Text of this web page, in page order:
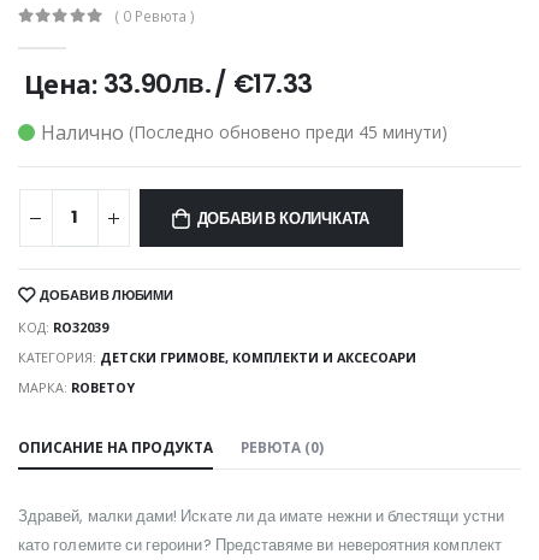
( 0 Ревюта )
Цена: 33.90лв./ €17.33
Налично (Последно обновено преди 45 минути)
ДОБАВИ В КОЛИЧКАТА
ДОБАВИ В ЛЮБИМИ
КОД: RO32039
КАТЕГОРИЯ: ДЕТСКИ ГРИМОВЕ, КОМПЛЕКТИ И АКСЕСОАРИ
МАРКА: ROBETOY
ОПИСАНИЕ НА ПРОДУКТА РЕВЮТА (0)
Здравей, малки дами! Искате ли да имате нежни и блестящи устни
като големите си героини? Представяме ви невероятния комплект